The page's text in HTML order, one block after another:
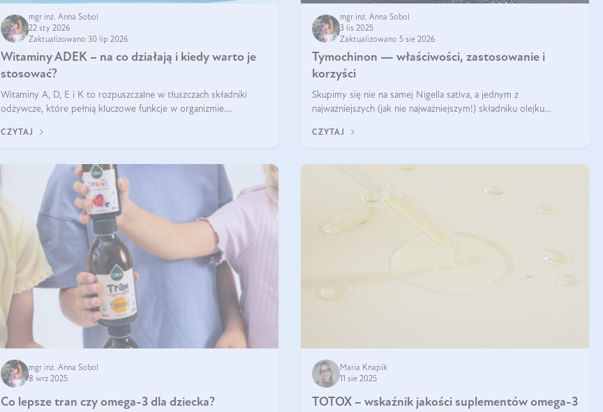
mgr inż. Anna Sobol
22 sty 2026
Zaktualizowano 30 lip 2026
Witaminy ADEK – na co działają i kiedy warto je
stosować?
Witaminy A, D, E i K to rozpuszczalne w tłuszczach składniki
odżywcze, które pełnią kluczowe funkcje w organizmie.
krzepliwość krwi oraz mineralizację kości.
CZYTAJ
mgr inż. Anna Sobol
3 lis 2025
Zaktualizowano 5 sie 2026
Tymochinon — właściwości, zastosowanie i
korzyści
Skupimy się nie na samej Nigella sativa, a jednym z
najważniejszych (jak nie najważniejszym!) składniku olejku
CZYTAJ
mgr inż. Anna Sobol
8 wrz 2025
Co lepsze tran czy omega-3 dla dziecka?
Maria Knapik
11 sie 2025
TOTOX – wskaźnik jakości suplementów omega-3